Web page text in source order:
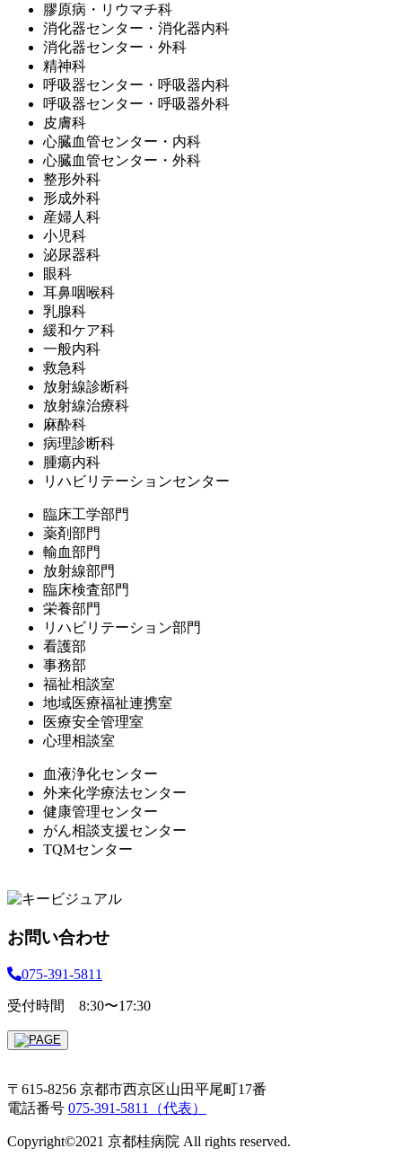
膠原病・リウマチ科
消化器センター・消化器内科
消化器センター・外科
精神科
呼吸器センター・呼吸器内科
呼吸器センター・呼吸器外科
皮膚科
心臓血管センター・内科
心臓血管センター・外科
整形外科
形成外科
産婦人科
小児科
泌尿器科
眼科
耳鼻咽喉科
乳腺科
緩和ケア科
一般内科
救急科
放射線診断科
放射線治療科
麻酔科
病理診断科
腫瘍内科
リハビリテーションセンター
臨床工学部門
薬剤部門
輸血部門
放射線部門
臨床検査部門
栄養部門
リハビリテーション部門
看護部
事務部
福祉相談室
地域医療福祉連携室
医療安全管理室
心理相談室
血液浄化センター
外来化学療法センター
健康管理センター
がん相談支援センター
TQMセンター
お問い合わせ
075-391-5811
受付時間 8:30〜17:30
〒615-8256 京都市西京区山田平尾町17番
電話番号 075-391-5811（代表）
Copyright©2021 京都桂病院 All rights reserved.